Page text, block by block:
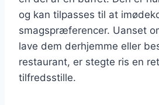
og kan tilpasses til at
smagspræferencer. Uanset
lave dem derhjemme eller
restaurant, er stegte ris en
tilfredsstille.